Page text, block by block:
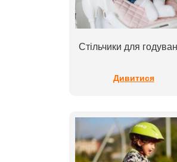
Стільчики для
Дивитися